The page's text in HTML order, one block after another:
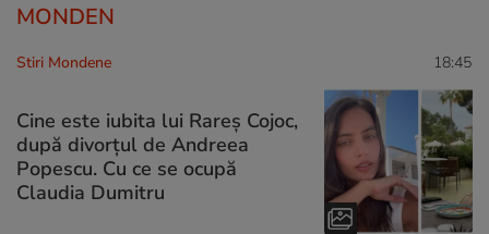
MONDEN
Stiri Mondene 18:45
Cine este iubita lui Rareș Cojoc,
după divorțul de Andreea
Popescu. Cu ce se ocupă
Claudia Dumitru